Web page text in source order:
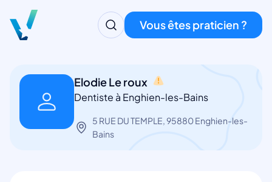
Vous êtes praticien ?
Elodie Le roux
Dentiste à Enghien-les-Bains
5 RUE DU TEMPLE, 95880 Enghien-les-
Bains